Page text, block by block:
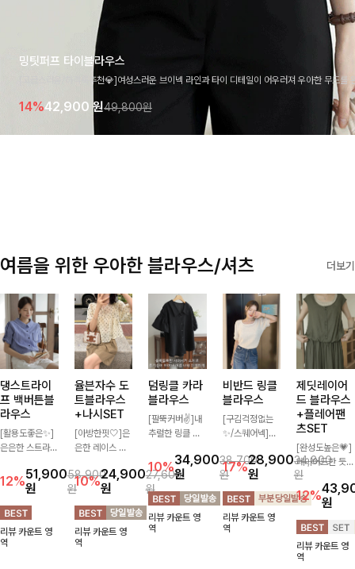
밍팃퍼프 타이블라우스
[고급스러움/하객룩추천💎]여성스러운 브이넥 라인과 타이 디테일이 어우러져 우아한 무드를
라우스 🤍 여유로운 7부 소매로 편안하게 착용되며 데일리룩부터 출근룩, 하객룩까지 세련된
기 좋은 아이템이에요
14%42,900 원49,800원
여름을 위한 우아한 블라우스/셔츠 더보기
댕스트라이
프 백버튼블
라우스
[활용도좋은✨]
은은한 스트라이
져 심플한 코디
에도 세련된 포
인트를 더해드리
며 깔끔한 스트
라이프 디테일로
유행 없이 오래
12%51,900
원
58,900
원
리뷰 카운트 영
역
율븐자수 도
트블라우스
+나시SET
[아방한핏🤍]은
은한 레이스 자
으로 사랑스러운
감성 가득 담았
으며 나시 세트
구성으로 이너
걱정없이 손쉽게
코디 가능한 블
10%24,900
원
27,600
원
리뷰 카운트 영
역
덤링클 카라
블라우스
[팔뚝커버✌]내
추럴한 링클 텍
있게 입어지는
블라우스🖤 브
이넥 카라 디자
인에 여유로운
소매핏 더해져
여리하면서도 시
10%34,900
원
38,700
원
리뷰 카운트 영
역
비반드 링클
블라우스
[구김걱정없는
✨/스퀘어넥]입
엠보 텍스처가
돋보이는 블라우
스- 여유로운 실
루엣과 물결 짜
임 소매 디테일
이 더해져 편안
17%28,900
원
34,800
원
리뷰 카운트 영
역
제딧레이어
드 블라우스
+플레어팬
츠SET
[완성도높은💗]
레이어드한 듯
자연스러운 나시
와 버튼 원피스
가 함께 구성된
세트 아이템입니
다. 코디 고민 없
이 한 벌만으로
도 내추럴하면서
12%원
리뷰 카운트 영
역